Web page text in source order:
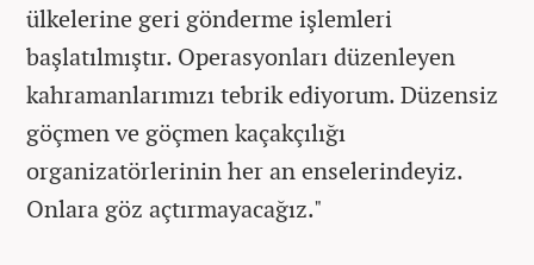
ülkelerine geri gönderme işlemleri
başlatılmıştır. Operasyonları düzenleyen
kahramanlarımızı tebrik ediyorum. Düzensiz
göçmen ve göçmen kaçakçılığı
organizatörlerinin her an enselerindeyiz.
Onlara göz açtırmayacağız."